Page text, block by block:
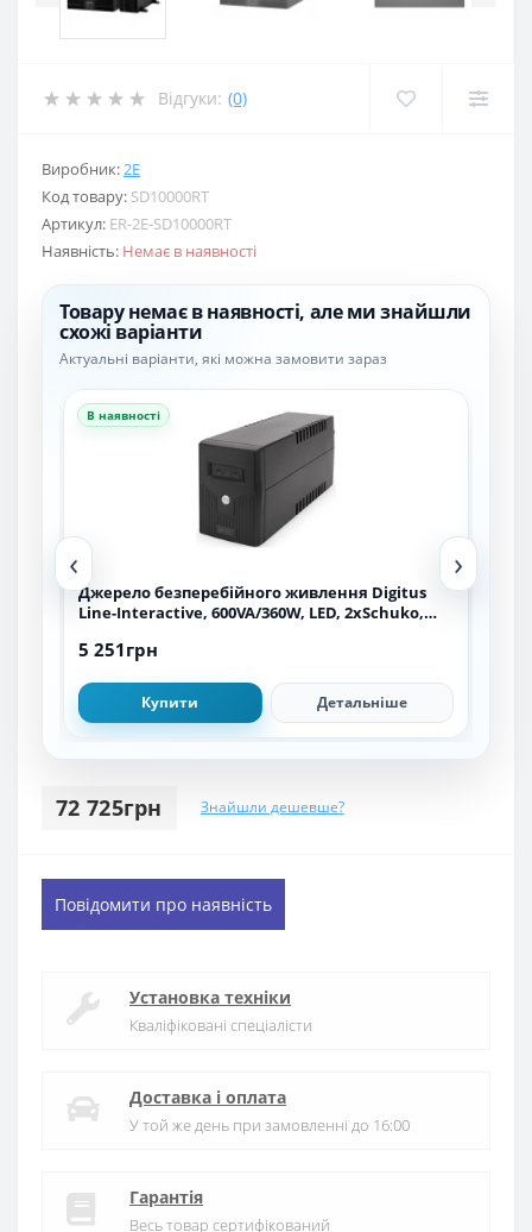
Відгуки: (0)
Виробник: 2E
Код товару: SD10000RT
Артикул: ER-2E-SD10000RT
Наявність: Немає в наявності
Товару немає в наявності, але ми знайшли
схожі варіанти
Актуальні варіанти, які можна замовити зараз
‹
В наявності
Джерело безперебійного живлення Digitus
Line-Interactive, 600VA/360W, LED, 2xSchuko,
5 251грн
Купити Детальніше
›
72 725грн Знайшли дешевше?
Повідомити про наявність
Установка техніки
Кваліфіковані спеціалісти
Доставка і оплата
У той же день при замовленні до 16:00
Гарантія
Весь товар сертифікований